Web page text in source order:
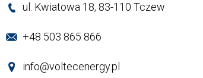
ul. Kwiatowa 18, 83-110 Tczew
+48 503 865 866
info@voltecenergy.pl